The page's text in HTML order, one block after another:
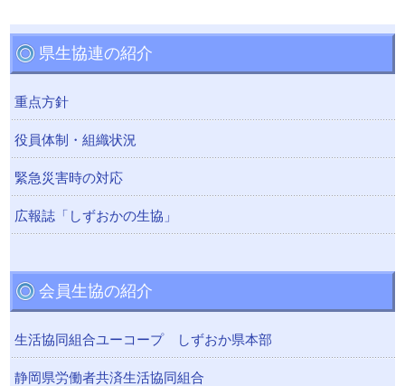
県生協連の紹介
重点方針
役員体制・組織状況
緊急災害時の対応
広報誌「しずおかの生協」
会員生協の紹介
生活協同組合ユーコープ しずおか県本部
静岡県労働者共済生活協同組合